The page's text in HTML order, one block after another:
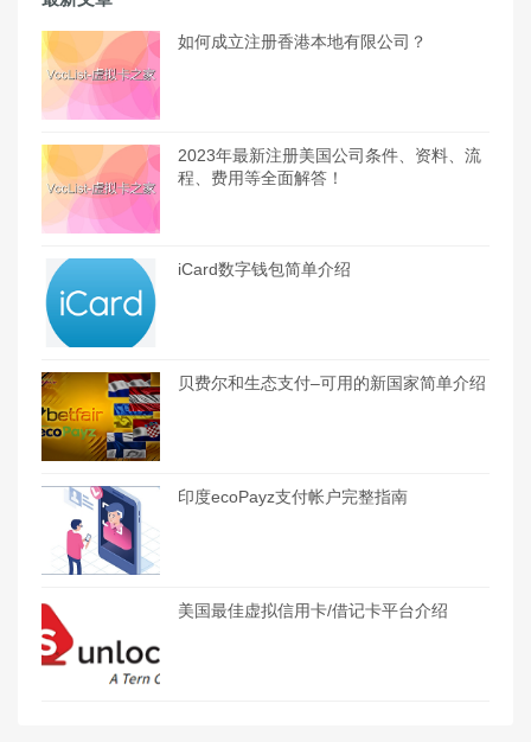
如何成立注册香港本地有限公司？
2023年最新注册美国公司条件、资料、流
程、费用等全面解答！
iCard数字钱包简单介绍
贝费尔和生态支付–可用的新国家简单介绍
印度ecoPayz支付帐户完整指南
美国最佳虚拟信用卡/借记卡平台介绍